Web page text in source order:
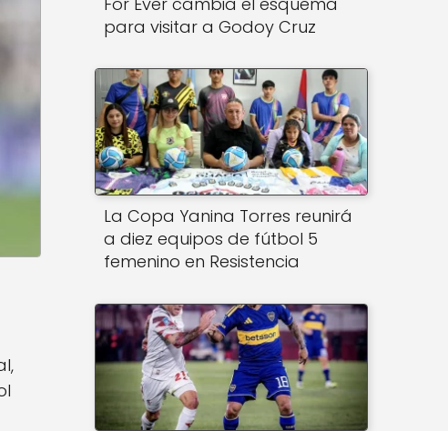
para visitar a Godoy Cruz
La Copa Yanina Torres reunirá
a diez equipos de fútbol 5
femenino en Resistencia